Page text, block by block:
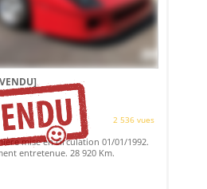
2 536 vues
mise en circulation 01/01/1992.
entretenue. 28 920 Km.